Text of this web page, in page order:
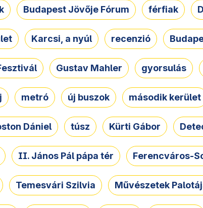
Budapest Jövője Fórum férfiak
Karcsi, a nyúl recenzió
Gustav Mahler gyorsulás
metró új buszok második kerület
Dániel túsz Kürti Gábor
II. János Pál pápa tér Ferencváros-
Temesvári Szilvia Művészetek